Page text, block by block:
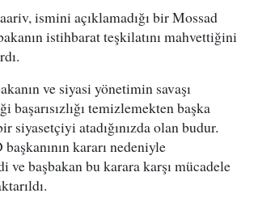
ismini açıklamadığı bir Mossad
istihbarat teşkilatını mahvettiğini
ve siyasi yönetimin savaşı
başarısızlığı temizlemekten başka
siyasetçiyi atadığınızda olan budur.
kararı nedeniyle
ve başbakan bu karara karşı mücadele